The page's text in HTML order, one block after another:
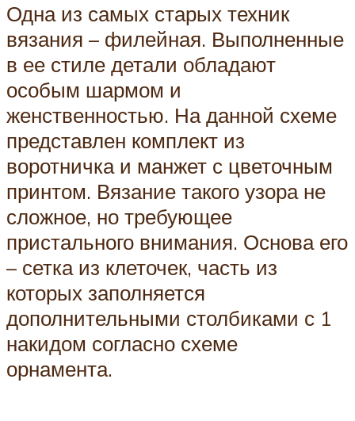
Одна из самых старых техник
вязания – филейная. Выполненные
в ее стиле детали обладают
особым шармом и
женственностью. На данной схеме
представлен комплект из
воротничка и манжет с цветочным
принтом. Вязание такого узора не
сложное, но требующее
пристального внимания. Основа его
– сетка из клеточек, часть из
которых заполняется
дополнительными столбиками с 1
накидом согласно схеме
орнамента.